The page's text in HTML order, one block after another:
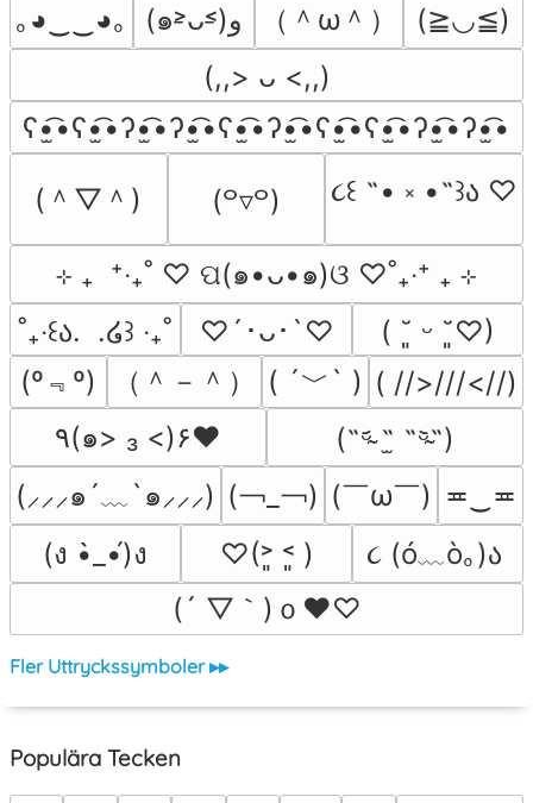
｡◕‿‿◕｡
(๑˃̵ᴗ˂̵)و （＾ω＾）
(≧◡≦)
(,,> ᴗ <,,)
ʕ•̫͡•ʕ•̫͡•ʔ•̫͡•ʔ•̫͡•ʕ•̫͡•ʔ•̫͡•ʕ•̫͡•ʕ•̫͡•ʔ•̫͡•ʔ•̫͡•
(＾▽＾) (꒪▿꒪) ૮꒰ ˶• ༝ •˶꒱ა ♡
⊹ ₊  ⁺‧₊˚ ♡ ପ(๑•ᴗ•๑)ଓ ♡˚₊‧⁺ ₊ ⊹
˚₊‧꒰ა.  .໒꒱ ‧₊˚
♡´･ᴗ･`♡
( ˘͈ ᵕ ˘͈♡)
(º﹃º)
（＾－＾） ( ´﹀` ) ( //>///<//)
٩(๑> ₃ <)۶♥
(˵ᵕ̴᷄ ˶̫ ˶ᵕ̴᷅˵)
(⸝⸝⸝๑´﹏`๑⸝⸝⸝) (￢_￢) (￣ω￣﻿) ≖‿≖
(ง •̀_•́)ง
♡(˃͈ ˂͈ )
૮ (ó﹏ò｡)ა
(´ ▽｀)ｏ♥♡
Fler Uttryckssymboler ▸▸
Populära Tecken